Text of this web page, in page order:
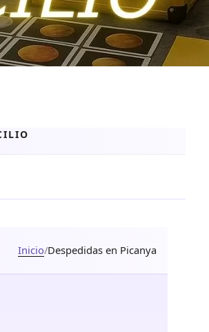
Inicio/Despedidas en Picanya